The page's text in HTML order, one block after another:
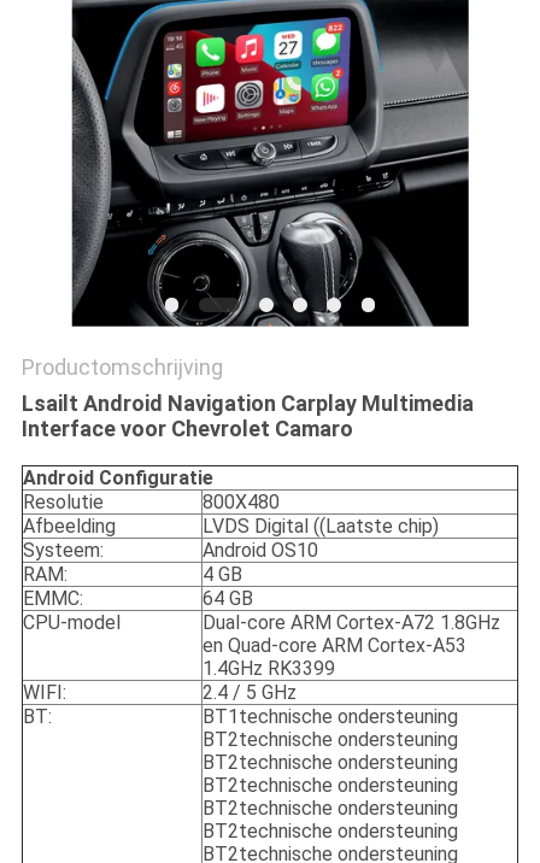
Productomschrijving
Lsailt Android Navigation Carplay Multimedia
Interface voor Chevrolet Camaro
Android Configuratie
Resolutie
800X480
Afbeelding
LVDS Digital ((Laatste chip)
Systeem:
Android OS10
RAM:
4 GB
EMMC:
64 GB
CPU-model
Dual-core ARM Cortex-A72 1.8GHz
en Quad-core ARM Cortex-A53
1.4GHz RK3399
WIFI:
2.4 / 5 GHz
BT:
BT1technische ondersteuning
BT2technische ondersteuning
BT2technische ondersteuning
BT2technische ondersteuning
BT2technische ondersteuning
BT2technische ondersteuning
BT2technische ondersteuning